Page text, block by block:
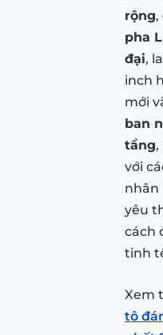
rộng,
pha
đại,
inch
mới
ban
tầng,
với
nhân
yêu
cách
tinh
Xem
tô